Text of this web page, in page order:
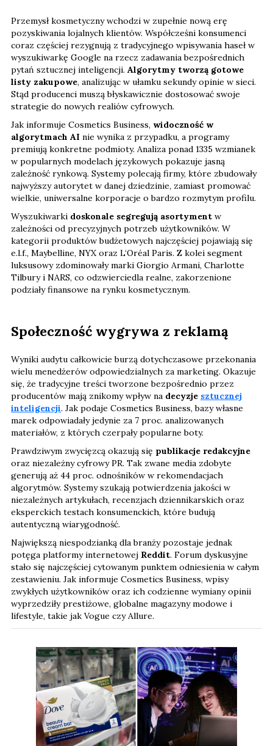
Przemysł kosmetyczny wchodzi w zupełnie nową erę
pozyskiwania lojalnych klientów. Współcześni konsumenci
coraz częściej rezygnują z tradycyjnego wpisywania haseł w
wyszukiwarkę Google na rzecz zadawania bezpośrednich
pytań sztucznej inteligencji. Algorytmy tworzą gotowe
listy zakupowe, analizując w ułamku sekundy opinie w sieci.
Stąd producenci muszą błyskawicznie dostosować swoje
strategie do nowych realiów cyfrowych.
Jak informuje Cosmetics Business, widoczność w
algorytmach AI nie wynika z przypadku, a programy
premiują konkretne podmioty. Analiza ponad 1335 wzmianek
w popularnych modelach językowych pokazuje jasną
zależność rynkową. Systemy polecają firmy, które zbudowały
najwyższy autorytet w danej dziedzinie, zamiast promować
wielkie, uniwersalne korporacje o bardzo rozmytym profilu.
Wyszukiwarki doskonale segregują asortyment w
zależności od precyzyjnych potrzeb użytkowników. W
kategorii produktów budżetowych najczęściej pojawiają się
e.l.f., Maybelline, NYX oraz L‘Oréal Paris. Z kolei segment
luksusowy zdominowały marki Giorgio Armani, Charlotte
Tilbury i NARS, co odzwierciedla realne, zakorzenione
podziały finansowe na rynku kosmetycznym.
Społeczność wygrywa z reklamą
Wyniki audytu całkowicie burzą dotychczasowe przekonania
wielu menedżerów odpowiedzialnych za marketing. Okazuje
się, że tradycyjne treści tworzone bezpośrednio przez
producentów mają znikomy wpływ na decyzje sztucznej
inteligencji. Jak podaje Cosmetics Business, bazy własne
marek odpowiadały jedynie za 7 proc. analizowanych
materiałów, z których czerpały popularne boty.
Prawdziwym zwycięzcą okazują się publikacje redakcyjne
oraz niezależny cyfrowy PR. Tak zwane media zdobyte
generują aż 44 proc. odnośników w rekomendacjach
algorytmów. Systemy szukają potwierdzenia jakości w
niezależnych artykułach, recenzjach dziennikarskich oraz
eksperckich testach konsumenckich, które budują
autentyczną wiarygodność.
Największą niespodzianką dla branży pozostaje jednak
potęga platformy internetowej Reddit. Forum dyskusyjne
stało się najczęściej cytowanym punktem odniesienia w całym
zestawieniu. Jak informuje Cosmetics Business, wpisy
zwykłych użytkowników oraz ich codzienne wymiany opinii
wyprzedziły prestiżowe, globalne magazyny modowe i
lifestyle, takie jak Vogue czy Allure.